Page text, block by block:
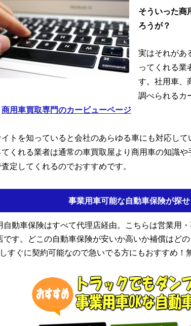
そういった商
ろうが？
実はそれがあ
ってくれる業
す。社用車、
調べられるカ
商用車買取専門のカービューページ
イトを知っていると会社のあらゆる車にも対応し
てくれる業者は通常の車買取屋より商用車の知識
定してくれるのでおすすめです。
事業用車可能な自動車保険が探せ
自動車保険はすべて代理店経由。こちらは営業用
です。どこの自動車保険が安いか高いか補償はど
しすぐに契約可能なので急いでる方にもおすすめ！